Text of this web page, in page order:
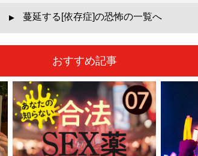
▲ 蔓延する[依存症]の恐怖の一覧へ
おすすめ記事